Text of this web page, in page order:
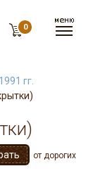
0
гг.
от дорогих